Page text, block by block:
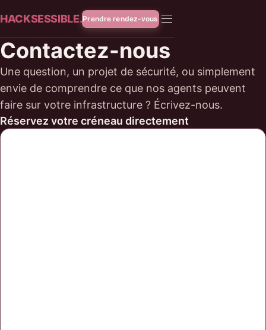
HACKSESSIBLE.Prendre rendez-vous
Contactez-nous
Une question, un projet de sécurité, ou simplement
envie de comprendre ce que nos agents peuvent
faire sur votre infrastructure ? Écrivez-nous.
Réservez votre créneau directement